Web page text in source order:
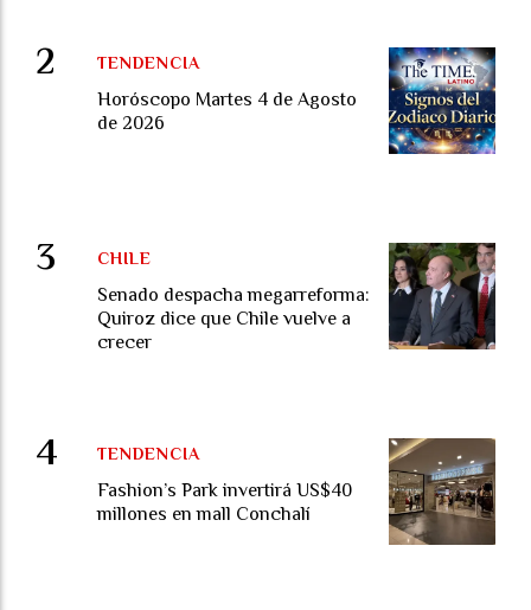
Horóscopo Martes 4 de Agosto
de 2026
TENDENCIA
Senado despacha megarreforma:
Quiroz dice que Chile vuelve a
crecer
CHILE
Fashion’s Park invertirá US$40
millones en mall Conchalí
TENDENCIA